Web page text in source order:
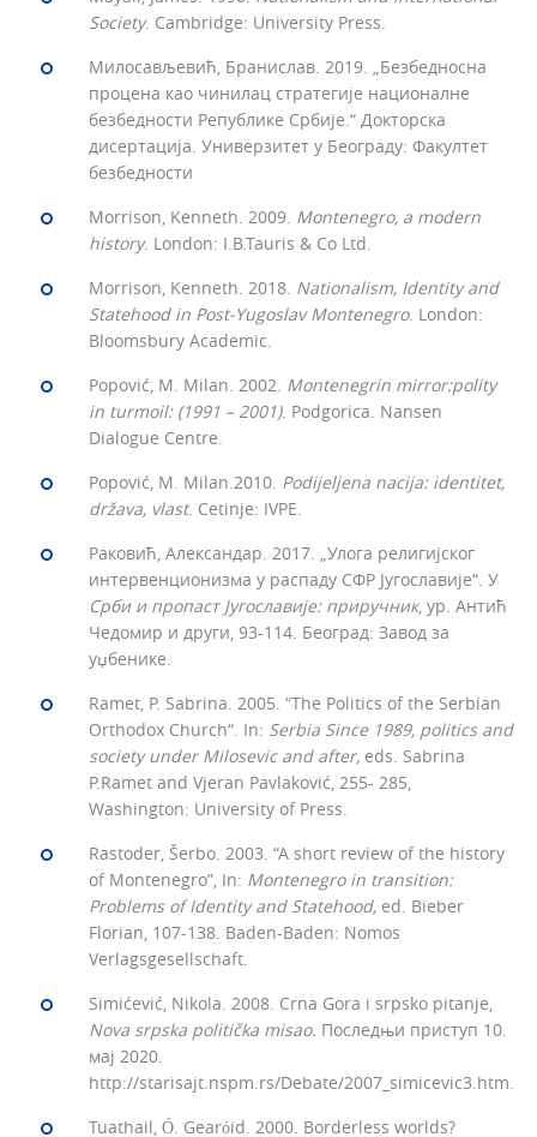
Society. Cambridge: University Press.
Милосављевић, Бранислав. 2019. „Безбедносна
процена као чинилац стратегије националне
безбедности Републике Србије.“ Докторска
дисертација. Универзитет у Београду: Факултет
безбедности
Morrison, Kenneth. 2009. Montenegro, a modern
history. London: I.B.Tauris & Co Ltd.
Morrison, Kenneth. 2018. Nationalism, Identity and
Statehood in Post-Yugoslav Montenegro. London:
Bloomsbury Academic.
Popović, M. Milan. 2002. Montenegrin mirror:polity
in turmoil: (1991 – 2001). Podgorica. Nansen
Dialogue Centre.
Popović, M. Milan.2010. Podijeljena nacija: identitet,
država, vlast. Cetinje: IVPE.
Раковић, Александар. 2017. „Улога религијског
интервенционизма у распаду СФР Југославије“. У
Срби и пропаст Југославије: приручник, ур. Антић
Чедомир и други, 93-114. Београд: Завод за
уџбенике.
Ramet, P. Sabrina. 2005. “The Politics of the Serbian
Orthodox Church“. In: Serbia Since 1989, politics and
society under Milosevic and after, eds. Sabrina
P.Ramet and Vjeran Pavlaković, 255- 285,
Washington: University of Press.
Rastoder, Šerbo. 2003. “A short review of the history
of Montenegro”, In: Montenegro in transition:
Problems of Identity and Statehood, ed. Bieber
Florian, 107-138. Baden-Baden: Nomos
Verlagsgesellschaft.
Simićević, Nikola. 2008. Crna Gora i srpsko pitanje,
Nova srpska politička misao. Последњи приступ 10.
мај 2020.
http://starisajt.nspm.rs/Debate/2007_simicevic3.htm.
Tuathail, Ó. Gearóid. 2000. Borderless worlds?